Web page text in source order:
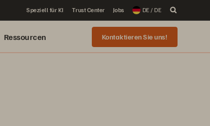
Speziell für KI Trust Center Jobs DE / DE
Ressourcen Kontaktieren Sie uns!